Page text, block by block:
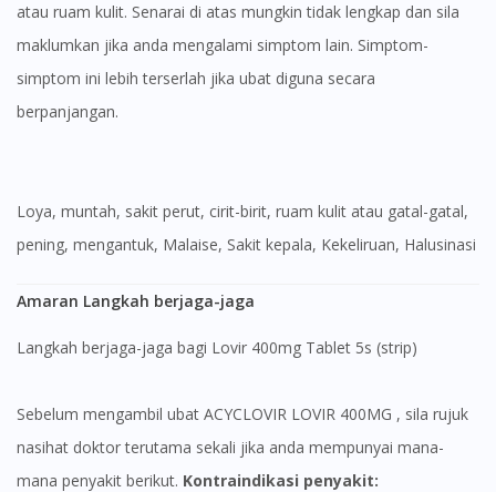
atau ruam kulit. Senarai di atas mungkin tidak lengkap dan sila
maklumkan jika anda mengalami simptom lain. Simptom-
simptom ini lebih terserlah jika ubat diguna secara
berpanjangan.
Loya, muntah, sakit perut, cirit-birit, ruam kulit atau gatal-gatal,
pening, mengantuk, Malaise, Sakit kepala, Kekeliruan, Halusinasi
Amaran Langkah berjaga-jaga
Langkah berjaga-jaga bagi Lovir 400mg Tablet 5s (strip)
Sebelum mengambil ubat ACYCLOVIR LOVIR 400MG , sila rujuk
nasihat doktor terutama sekali jika anda mempunyai mana-
mana penyakit berikut. Kontraindikasi penyakit: